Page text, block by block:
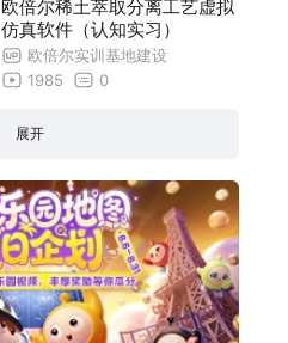
欧倍尔稀土萃取分离工艺虚拟
仿真软件（认知实习）
欧倍尔实训基地建设
1985
0
展开